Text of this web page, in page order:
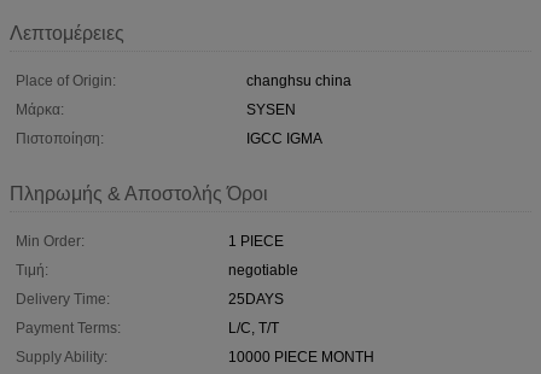
Λεπτομέρειες
Place of Origin:
changhsu china
Μάρκα:
SYSEN
Πιστοποίηση:
IGCC IGMA
Πληρωμής & Αποστολής Όροι
Min Order:
1 PIECE
Τιμή:
negotiable
Delivery Time:
25DAYS
Payment Terms:
L/C, T/T
Supply Ability:
10000 PIECE MONTH